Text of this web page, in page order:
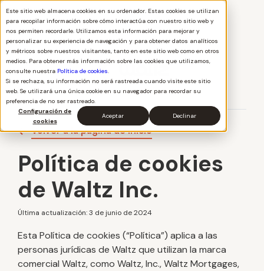
Este sitio web almacena cookies en su ordenador. Estas cookies se utilizan
para recopilar información sobre cómo interactúa con nuestro sitio web y
nos permiten recordarle. Utilizamos esta información para mejorar y
personalizar su experiencia de navegación y para obtener datos analíticos
y métricos sobre nuestros visitantes, tanto en este sitio web como en otros
medios. Para obtener más información sobre las cookies que utilizamos,
consulte nuestra Política de cookies.
Si se rechaza, su información no será rastreada cuando visite este sitio
web. Se utilizará una única cookie en su navegador para recordar su
preferencia de no ser rastreado.
Configuración de
cookies
Aceptar Declinar
Volver a la página de inicio
Política de cookies
de Waltz Inc.
Última actualización: 3 de junio de 2024
Esta Política de cookies (“Política”) aplica a las
personas jurídicas de Waltz que utilizan la marca
comercial Waltz, como Waltz, Inc., Waltz Mortgages,